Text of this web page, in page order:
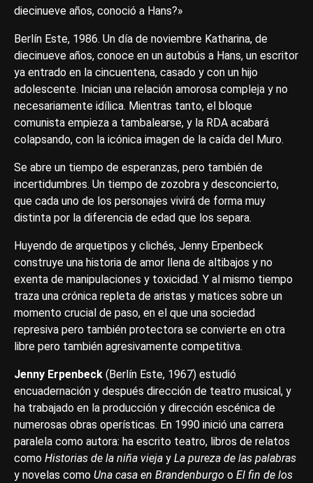
diecinueve años, conoció a Hans?»
Berlín Este, 1986. Un día de noviembre Katharina, de
diecinueve años, conoce en un autobús a Hans, un escritor
ya entrado en la cincuentena, casado y con un hijo
adolescente. Inician una relación amorosa compleja y no
necesariamente idílica. Mientras tanto, el bloque
comunista empieza a tambalearse, y la RDA acabará
colapsando, con la icónica imagen de la caída del Muro.
Se abre un tiempo de esperanzas, pero también de
incertidumbres. Un tiempo de zozobra y desconcierto,
que cada uno de los personajes vivirá de forma muy
distinta por la diferencia de edad que los separa.
Huyendo de arquetipos y clichés, Jenny Erpenbeck
construye una historia de amor llena de altibajos y no
exenta de manipulaciones y toxicidad. Y al mismo tiempo
traza una crónica repleta de aristas y matices sobre un
momento crucial de paso, en el que una sociedad
represiva pero también protectora se convierte en otra
libre pero también agresivamente competitiva.
Jenny Erpenbeck (Berlín Este, 1967) estudió
encuadernación y después dirección de teatro musical, y
ha trabajado en la producción y dirección escénica de
numerosas obras operísticas. En 1990 inició una carrera
paralela como autora: ha escrito teatro, libros de relatos
como Historias de la niña vieja y La pureza de las palabras
y novelas como Una casa en Brandenburgo o El ﬁn de los